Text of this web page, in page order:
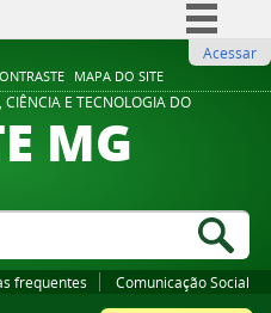
MAPA DO SITE
Comunica BR
Participe
Legislação
Acessar
E TECNOLOGIA DO
MG
frequentes Comunicação Social